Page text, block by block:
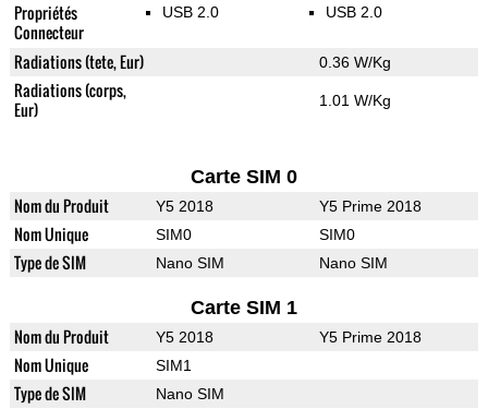
Propriétés
Connecteur
USB 2.0 USB 2.0
Radiations (tete, Eur) 0.36 W/Kg
Radiations (corps,
Eur)
1.01 W/Kg
Carte SIM 0
Nom du Produit Y5 2018 Y5 Prime 2018
Nom Unique SIM0 SIM0
Type de SIM Nano SIM Nano SIM
Carte SIM 1
Nom du Produit Y5 2018 Y5 Prime 2018
Nom Unique SIM1
Type de SIM Nano SIM